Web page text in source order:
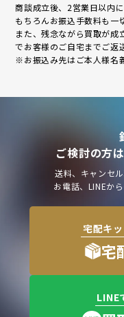
商談成立後、2営業日以内
もちろんお振込手数料も一
また、残念ながら買取が成
でお客様のご自宅までご返
※お振込み先はご本人様名
ご検討の方
送料、キャンセ
お電話、LINEか
宅配キ
宅
LINE